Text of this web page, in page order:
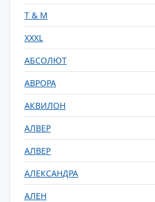
T & M
XXXL
АБСОЛЮТ
АВРОРА
АКВИЛОН
АЛВЕР
АЛВЕР
АЛЕКСАНДРА
АЛЕН